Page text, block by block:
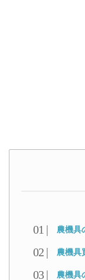
農機具
農機具
農機具